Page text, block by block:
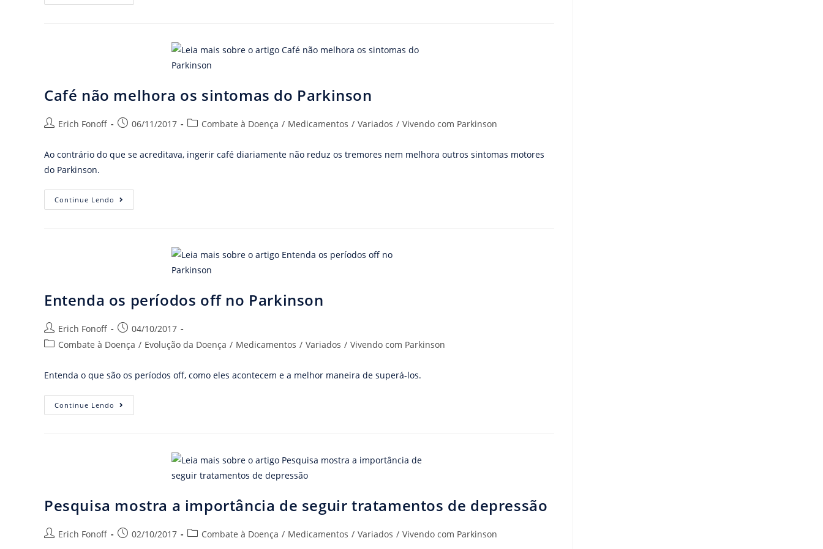
Café não melhora os sintomas do Parkinson
Erich Fonoff 06/11/2017 Combate à Doença / Medicamentos / Variados / Vivendo com Parkinson
Ao contrário do que se acreditava, ingerir café diariamente não reduz os tremores nem melhora outros sintomas motores
do Parkinson.
Continue Lendo
Entenda os períodos off no Parkinson
Erich Fonoff
04/10/2017
Combate à Doença / Evolução da Doença / Medicamentos / Variados / Vivendo com Parkinson
Entenda o que são os períodos off, como eles acontecem e a melhor maneira de superá-los.
Continue Lendo
Pesquisa mostra a importância de seguir tratamentos de depressão
Erich Fonoff 02/10/2017 Combate à Doença / Medicamentos / Variados / Vivendo com Parkinson